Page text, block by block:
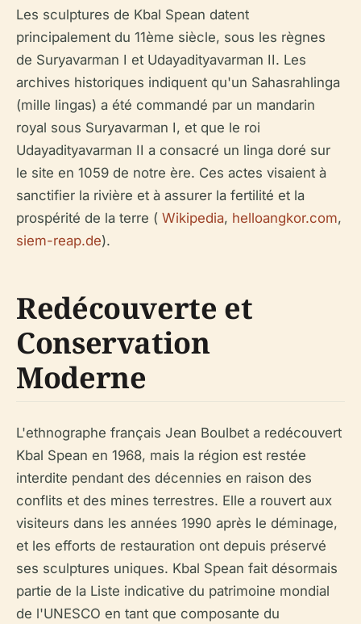
Les sculptures de Kbal Spean datent
principalement du 11ème siècle, sous les règnes
de Suryavarman I et Udayadityavarman II. Les
archives historiques indiquent qu'un Sahasrahlinga
(mille lingas) a été commandé par un mandarin
royal sous Suryavarman I, et que le roi
Udayadityavarman II a consacré un linga doré sur
le site en 1059 de notre ère. Ces actes visaient à
sanctifier la rivière et à assurer la fertilité et la
prospérité de la terre ( Wikipedia, helloangkor.com,
siem-reap.de).
Redécouverte et
Conservation
Moderne
L'ethnographe français Jean Boulbet a redécouvert
Kbal Spean en 1968, mais la région est restée
interdite pendant des décennies en raison des
conflits et des mines terrestres. Elle a rouvert aux
visiteurs dans les années 1990 après le déminage,
et les efforts de restauration ont depuis préservé
ses sculptures uniques. Kbal Spean fait désormais
partie de la Liste indicative du patrimoine mondial
de l'UNESCO en tant que composante du